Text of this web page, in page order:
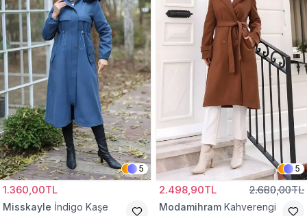
5
1.360,00TL
Misskayle İndigo Kaşe
5
2.498,90TL 2.680,00TL
Modamihram Kahverengi